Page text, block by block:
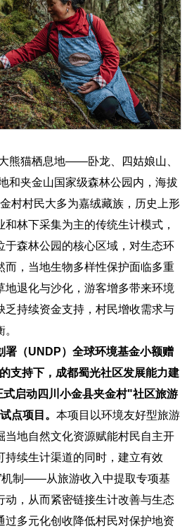
熊猫栖息地——卧龙、四姑娘山、
和夹金山国家级森林公园内，海拔
村村民大多为嘉绒藏族，历史上形
和林下采集为主的传统生计模式，
于森林公园的核心区域，对生态环
而，当地生物多样性保护面临多重
地退化与沙化，游客增多带来环境
乏持续资金支持，村民增收需求与
署（UNDP）全球环境基金小额赠
支持下，成都蜀光社区发展能力建
启动四川小金县夹金村"社区旅游
点项目。 本项目以环境友好型旅游
当地自然文化资源赋能村民自主开
持续生计渠道的同时，建立有效
机制——从旅游收入中提取专项基
动，从而紧密链接生计改善与生态
过多元化创收降低村民对保护地资